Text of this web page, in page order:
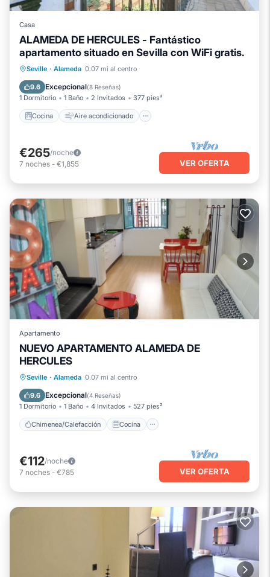
Casa
ALAMEDA DE HERCULES - Fantástico
apartamento situado en Sevilla con WiFi gratis.
Seville · Alameda 0.07 mi al centro
9.6 Excepcional(8 Reseñas)
1 Dormitorio 1 Baño 2 Invitados 377 pies²
Cocina Aire acondicionado
Cocina Aire acondicionado
Apto para niños
€265/noche
7 noches - €1,855 VER OFERTA
Apartamento
NUEVO APARTAMENTO ALAMEDA DE
HERCULES
Seville · Alameda 0.07 mi al centro
9.6 Excepcional(4 Reseñas)
1 Dormitorio 1 Baño 4 Invitados 527 pies²
Chimenea/Calefacción Cocina
Chimenea/Calefacción
Aire acondicionado
€112/noche
7 noches - €785 VER OFERTA